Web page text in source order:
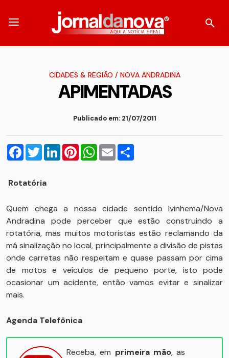
CIDADES & REGIÃO / NOVA ANDRADINA
APIMENTADAS
Publicado em: 21/07/2011
Facebook
TwitterLinkedInPinterestWhatsApp
Email
Rotatória
Quem chega a nossa cidade sentido Ivinhema/Nova
Andradina pode perceber que estão construindo a
rotatória, mas muitos motoristas estão reclamando da
má sinalização no local, principalmente a divisão de pistas
onde carretas não respeitam e quase passam por cima
de motos e veículos de pequeno porte, isto pode
ocasionar um acidente, então vamos evitar e sinalizar
mais.
Agenda Telefônica
Receba, em primeira mão, as